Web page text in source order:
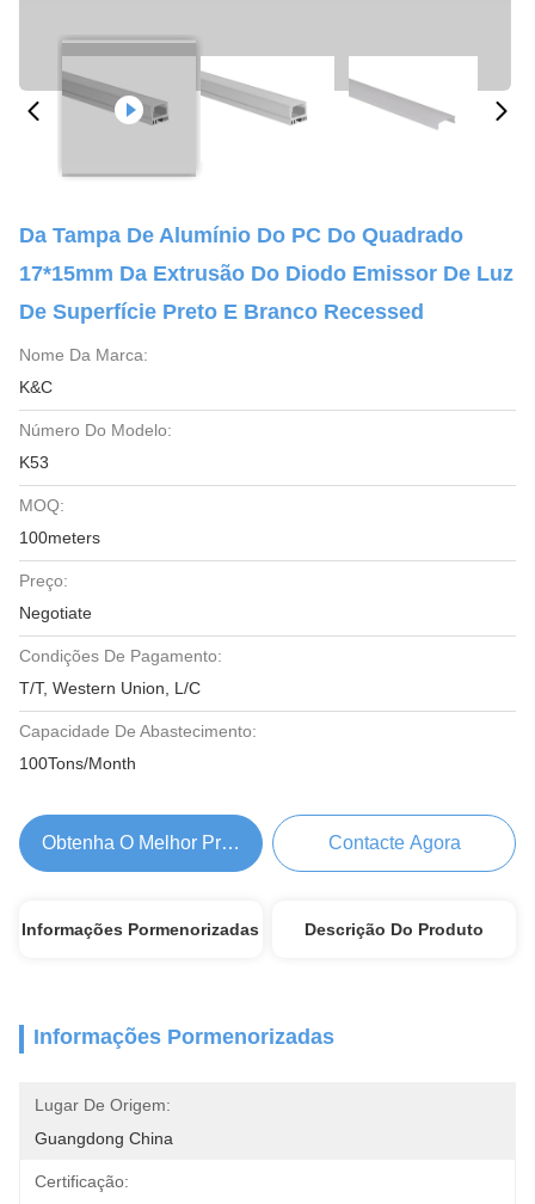
Da Tampa De Alumínio Do PC Do Quadrado
17*15mm Da Extrusão Do Diodo Emissor De Luz
De Superfície Preto E Branco Recessed
Nome Da Marca:
K&C
Número Do Modelo:
K53
MOQ:
100meters
Preço:
Negotiate
Condições De Pagamento:
T/T, Western Union, L/C
Capacidade De Abastecimento:
100Tons/Month
Obtenha O Melhor Preço Contacte Agora
Informações Pormenorizadas Descrição Do Produto
Informações Pormenorizadas
Lugar De Origem:
Guangdong China
Certificação: